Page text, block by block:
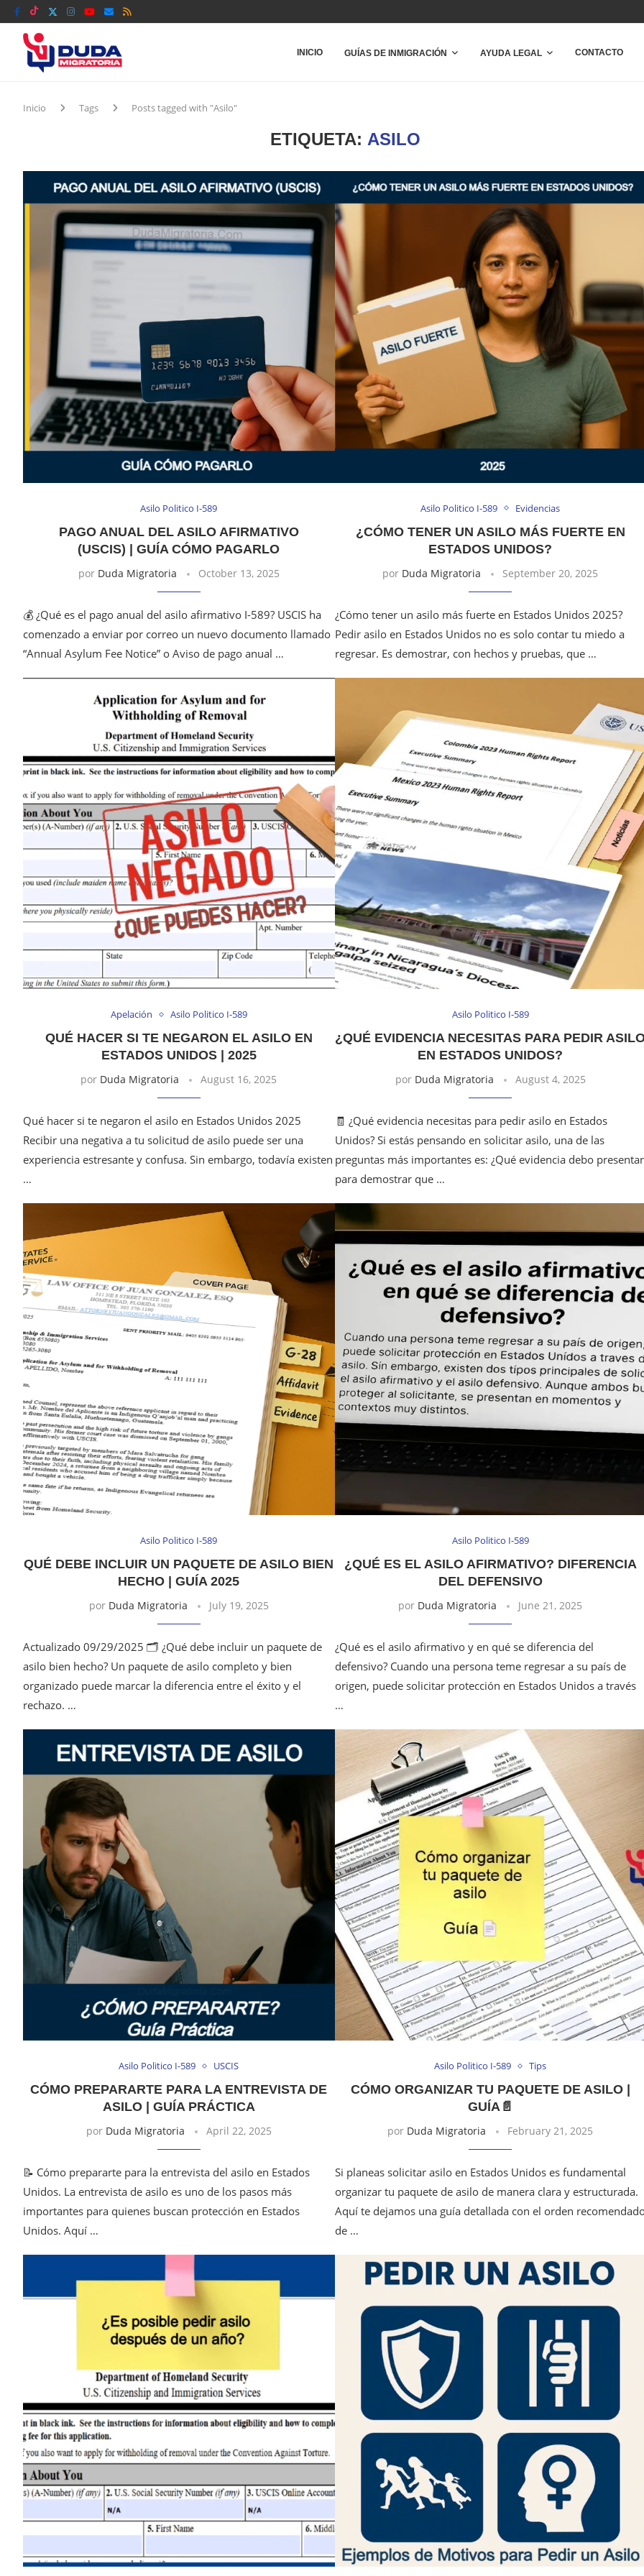
INICIO GUÍAS DE INMIGRACIÓN AYUDA LEGAL CONTACTO
Inicio Tags Posts tagged with "Asilo"
ETIQUETA: ASILO
Asilo Politico I-589
PAGO ANUAL DEL ASILO AFIRMATIVO
(USCIS) | GUÍA CÓMO PAGARLO
por Duda Migratoria October 13, 2025
💰 ¿Qué es el pago anual del asilo afirmativo I-589? USCIS ha
comenzado a enviar por correo un nuevo documento llamado
“Annual Asylum Fee Notice” o Aviso de pago anual …
Asilo Politico I-589 Evidencias
¿CÓMO TENER UN ASILO MÁS FUERTE EN
ESTADOS UNIDOS?
por Duda Migratoria September 20, 2025
¿Cómo tener un asilo más fuerte en Estados Unidos 2025?
Pedir asilo en Estados Unidos no es solo contar tu miedo a
regresar. Es demostrar, con hechos y pruebas, que …
Apelación Asilo Politico I-589
QUÉ HACER SI TE NEGARON EL ASILO EN
ESTADOS UNIDOS | 2025
por Duda Migratoria August 16, 2025
Qué hacer si te negaron el asilo en Estados Unidos 2025
Recibir una negativa a tu solicitud de asilo puede ser una
experiencia estresante y confusa. Sin embargo, todavía existen
…
Asilo Politico I-589
¿QUÉ EVIDENCIA NECESITAS PARA PEDIR
EN ESTADOS UNIDOS?
por Duda Migratoria August 4, 2025
🧾 ¿Qué evidencia necesitas para pedir asilo en Estados
Unidos? Si estás pensando en solicitar asilo, una de las
preguntas más importantes es: ¿Qué evidencia debo presentar
para demostrar que …
Asilo Politico I-589
QUÉ DEBE INCLUIR UN PAQUETE DE ASILO BIEN
HECHO | GUÍA 2025
por Duda Migratoria July 19, 2025
Actualizado 09/29/2025 🗂️ ¿Qué debe incluir un paquete de
asilo bien hecho? Un paquete de asilo completo y bien
organizado puede marcar la diferencia entre el éxito y el
rechazo. …
Asilo Politico I-589
¿QUÉ ES EL ASILO AFIRMATIVO? DIFERENCIA
DEL DEFENSIVO
por Duda Migratoria June 21, 2025
¿Qué es el asilo afirmativo y en qué se diferencia del
defensivo? Cuando una persona teme regresar a su país de
origen, puede solicitar protección en Estados Unidos a través
…
Asilo Politico I-589 USCIS
CÓMO PREPARARTE PARA LA ENTREVISTA DE
ASILO | GUÍA PRÁCTICA
por Duda Migratoria April 22, 2025
📝 Cómo prepararte para la entrevista del asilo en Estados
Unidos. La entrevista de asilo es uno de los pasos más
importantes para quienes buscan protección en Estados
Unidos. Aquí …
Asilo Politico I-589 Tips
CÓMO ORGANIZAR TU PAQUETE DE ASILO |
GUÍA📄
por Duda Migratoria February 21, 2025
Si planeas solicitar asilo en Estados Unidos es fundamental
organizar tu paquete de asilo de manera clara y estructurada.
Aquí te dejamos una guía detallada con el orden
de …